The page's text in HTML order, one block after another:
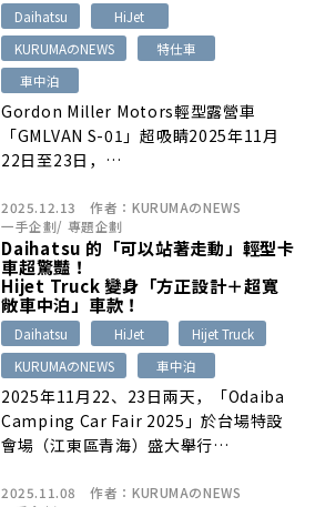
Daihatsu
HiJet
KURUMAのNEWS
特仕車
車中泊
Gordon Miller Motors輕型露營車
「GMLVAN S-01」超吸睛2025年11月
22日至23日，…
2025.12.13 作者： KURUMAのNEWS
一手企劃/ 專題企劃
Daihatsu 的「可以站著走動」輕型卡
車超驚豔！
Hijet Truck 變身「方正設計＋超寬
敞車中泊」車款！
Daihatsu HiJet
Hijet Truck
KURUMAのNEWS
車中泊
2025年11月22、23日兩天，「Odaiba
Camping Car Fair 2025」於台場特設
會場（江東區青海）盛大舉行…
2025.11.08 作者： KURUMAのNEWS